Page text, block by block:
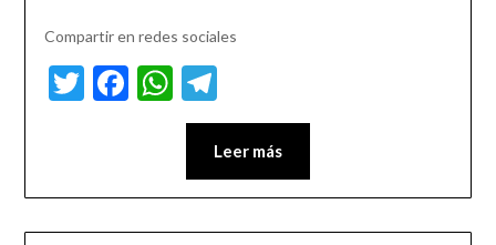
Compartir en redes sociales
Twitter
Facebook
WhatsApp
Telegram
Leer más